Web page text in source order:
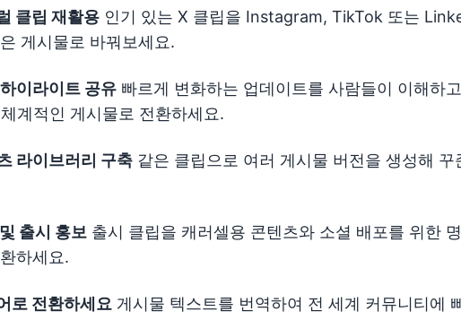
클립 재활용 인기 있는 X 클립을 Instagram, TikTok 또는
게시물로 바꿔보세요.
이라이트 공유 빠르게 변화하는 업데이트를 사람들이 이해하
계적인 게시물로 전환하세요.
라이브러리 구축 같은 클립으로 여러 게시물 버전을 생성해 꾸
출시 홍보 출시 클립을 캐러셀용 콘텐츠와 소셜 배포를 위한
하세요.
로 전환하세요 게시물 텍스트를 번역하여 전 세계 커뮤니티에